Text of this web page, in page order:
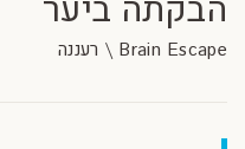
הבקתה ביער
Brain Escape \ רעננה